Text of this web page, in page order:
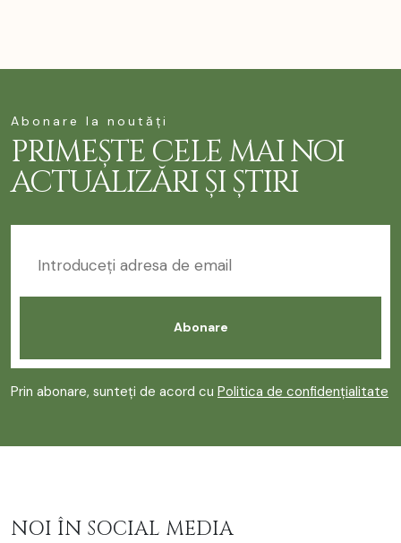
Abonare la noutăți
PRIMEȘTE CELE MAI NOI
ACTUALIZĂRI ȘI ȘTIRI
Prin abonare, sunteți de acord cu Politica de confidențialitate
NOI ÎN SOCIAL MEDIA